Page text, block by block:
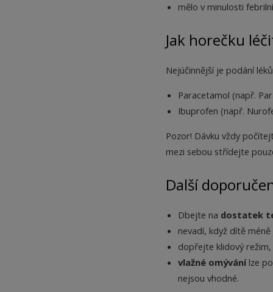
mělo v minulosti
Jak horečku
Nejúčinnější je podání
Paracetamol (např.
Ibuprofen (např.
Pozor! Dávku vždy
mezi sebou střídejte
Další
Dbejte na dostatek
nevadí, když dítě
dopřejte klidový
vlažné omývánílze
nejsou vhodné.